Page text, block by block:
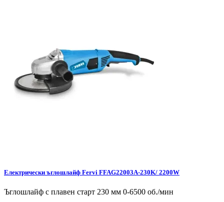
Електрически ъглошлайф Fervi FFAG22003A-230K/ 2200W
Ъглошлайф с плавен старт 230 мм 0-6500 об./мин